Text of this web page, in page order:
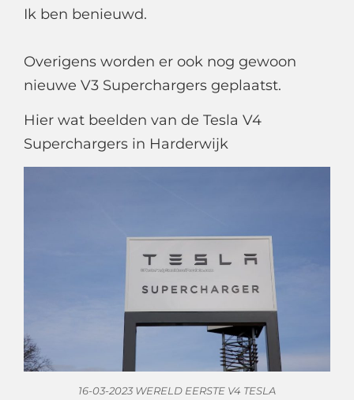
Ik ben benieuwd.
Overigens worden er ook nog gewoon
nieuwe V3 Superchargers geplaatst.
Hier wat beelden van de Tesla V4
Superchargers in Harderwijk
16-03-2023 WERELD EERSTE V4 TESLA